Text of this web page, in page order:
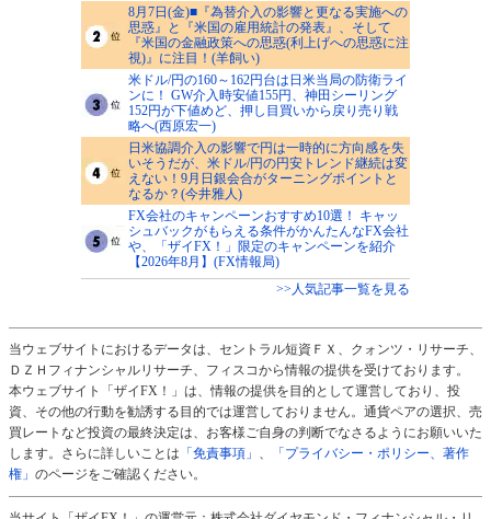
8月7日(金)■『為替介入の影響と更なる実施への
思惑』と『米国の雇用統計の発表』、そして
『米国の金融政策への思惑(利上げへの思惑に注
視)』に注目！(羊飼い)
米ドル/円の160～162円台は日米当局の防衛ライ
ンに！ GW介入時安値155円、神田シーリング
152円が下値めど、押し目買いから戻り売り戦
略へ(西原宏一)
日米協調介入の影響で円は一時的に方向感を失
いそうだが、米ドル/円の円安トレンド継続は変
えない！9月日銀会合がターニングポイントと
なるか？(今井雅人)
FX会社のキャンペーンおすすめ10選！ キャッ
シュバックがもらえる条件がかんたんなFX会社
や、「ザイFX！」限定のキャンペーンを紹介
【2026年8月】(FX情報局)
>>人気記事一覧を見る
当ウェブサイトにおけるデータは、セントラル短資ＦＸ、クォンツ・リサーチ、
ＤＺＨフィナンシャルリサーチ、フィスコから情報の提供を受けております。
本ウェブサイト「ザイFX！」は、情報の提供を目的として運営しており、投
資、その他の行動を勧誘する目的では運営しておりません。通貨ペアの選択、売
買レートなど投資の最終決定は、お客様ご自身の判断でなさるようにお願いいた
します。さらに詳しいことは 「免責事項」 、
「プライバシー・ポリシー、著作
権」 のページをご確認ください。